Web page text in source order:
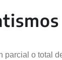
parcial o total